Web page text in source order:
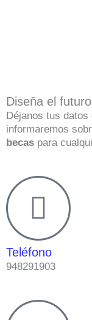
Diseña el
Déjanos tus
informaremos
becas para
Teléfono
948291903